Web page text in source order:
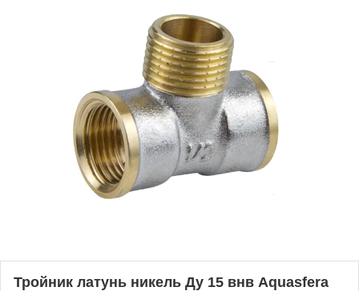
Тройник латунь никель Ду 15 внв Aquasfera